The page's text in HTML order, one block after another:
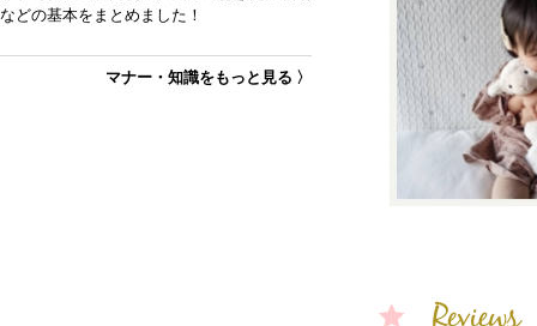
などの基本をまとめました！
マナー・知識をもっと見る 〉